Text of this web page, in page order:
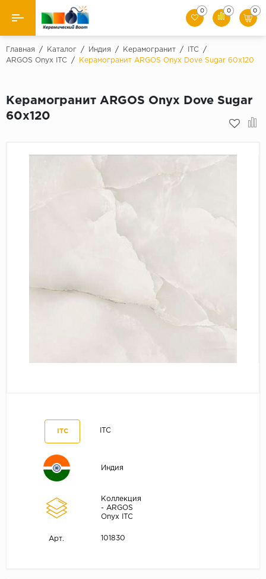
Назад
Керамическая плитка
Мозаики
Искусственный камень
0 0 0
Главная / Каталог / Индия / Керамогранит / ITC
/
ARGOS Onyx ITC
/ Керамогранит ARGOS Onyx Dove Sugar 60x120
Керамогранит ARGOS Onyx Dove Sugar
60x120
ITC ITC
Индия
Коллекция
- ARGOS
Onyx ITC
Арт. 101830